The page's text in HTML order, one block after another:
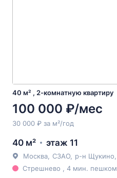
40 м² , 2-комнатную квартиру
100 000 ₽/мес
30 000 ₽ за м²/год
40 м² этаж 11
Москва СЗАО р-н Щукино
Стрешнево , 4 мин. пешком